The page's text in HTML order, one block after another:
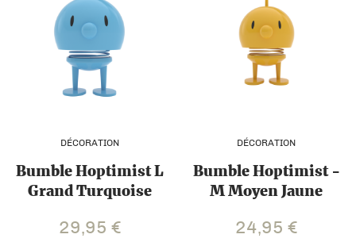
DÉCORATION
Bumble Hoptimist L
Grand Turquoise
29,95 €
DÉCORATION
Bumble Hoptimist -
M Moyen Jaune
24,95€